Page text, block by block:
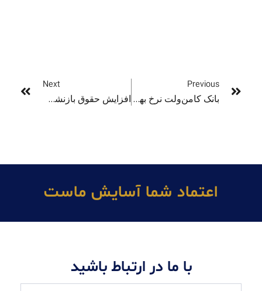
Previous
بانک کامن‌ولت نرخ بهره وام‌های تجاری را کاهش میدهد
Next
افزایش حقوق بازنشستگی و کمک‌های مالی سنترلینک در راه است
اعتماد شما آسايش ماست
با ما در ارتباط باشید